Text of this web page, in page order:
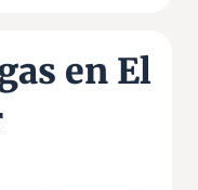
en El